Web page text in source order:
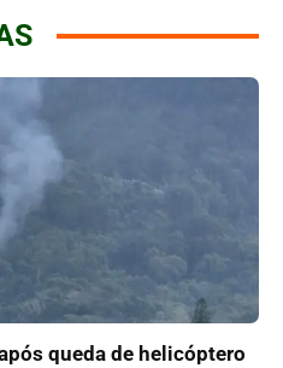
queda de helicóptero